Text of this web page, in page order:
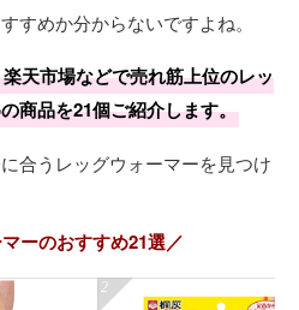
すめか分からないですよね。
天市場などで売れ筋上位のレッ
商品を21個ご紹介します。
合うレッグウォーマーを見つけ
ーのおすすめ21選／